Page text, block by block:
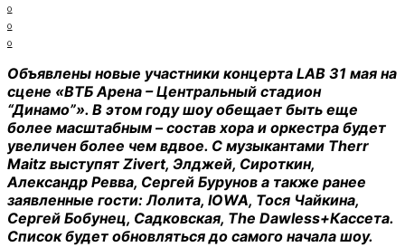
0
0
0
Объявлены новые участники концерта LAB 31 мая на
сцене «ВТБ Арена – Центральный стадион
“Динамо”». В этом году шоу обещает быть еще
более масштабным – состав хора и оркестра будет
увеличен более чем вдвое. С музыкантами Therr
Maitz выступят Zivert, Элджей, Сироткин,
Александр Ревва, Сергей Бурунов а также ранее
заявленные гости: Лолита, IOWA, Тося Чайкина,
Сергей Бобунец, Садковская, The Dawless+Кассета.
Список будет обновляться до самого начала шоу.